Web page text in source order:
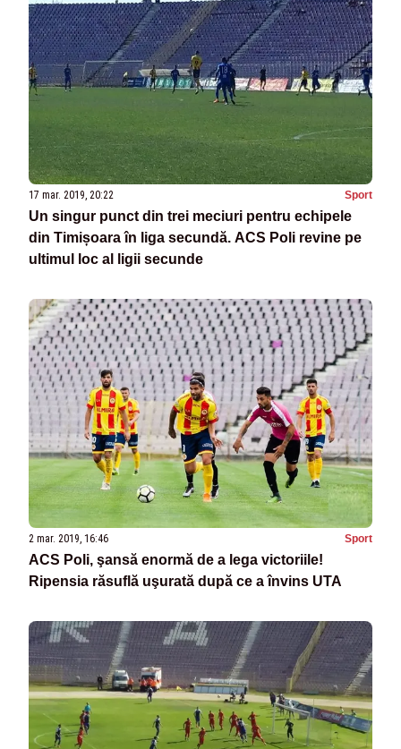
17 mar. 2019, 20:22 Sport
Un singur punct din trei meciuri pentru echipele
din Timișoara în liga secundă. ACS Poli revine pe
ultimul loc al ligii secunde
2 mar. 2019, 16:46 Sport
ACS Poli, şansă enormă de a lega victoriile!
Ripensia răsuflă uşurată după ce a învins UTA